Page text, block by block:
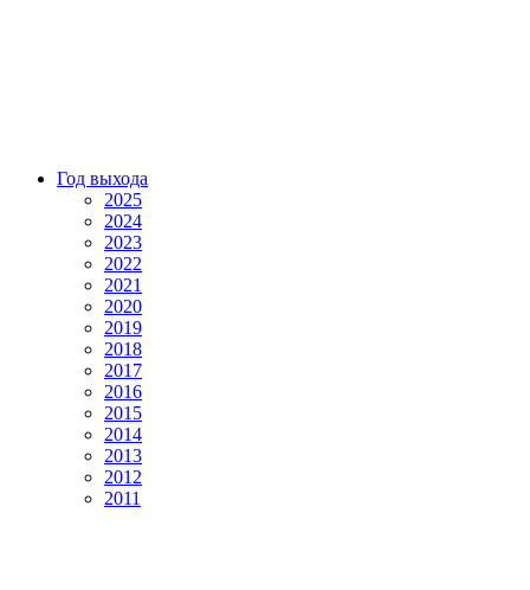
Год выхода
2025
2024
2023
2022
2021
2020
2019
2018
2017
2016
2015
2014
2013
2012
2011